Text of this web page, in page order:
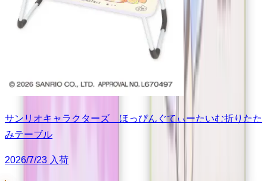
サンリオキャラクターズ ほっぴんぐてぃーたいむ折りたた
みテーブル
2026/7/23 入荷